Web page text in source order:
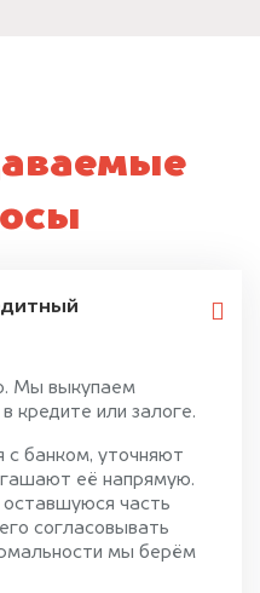
Мы выкупаем
кредите или залоге.
банком, уточняют
её напрямую.
оставшуюся часть
согласовывать
мы берём